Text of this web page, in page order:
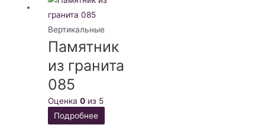
Вертикальные
Памятник
из гранита
085
Оценка0 из 5
Подробнее